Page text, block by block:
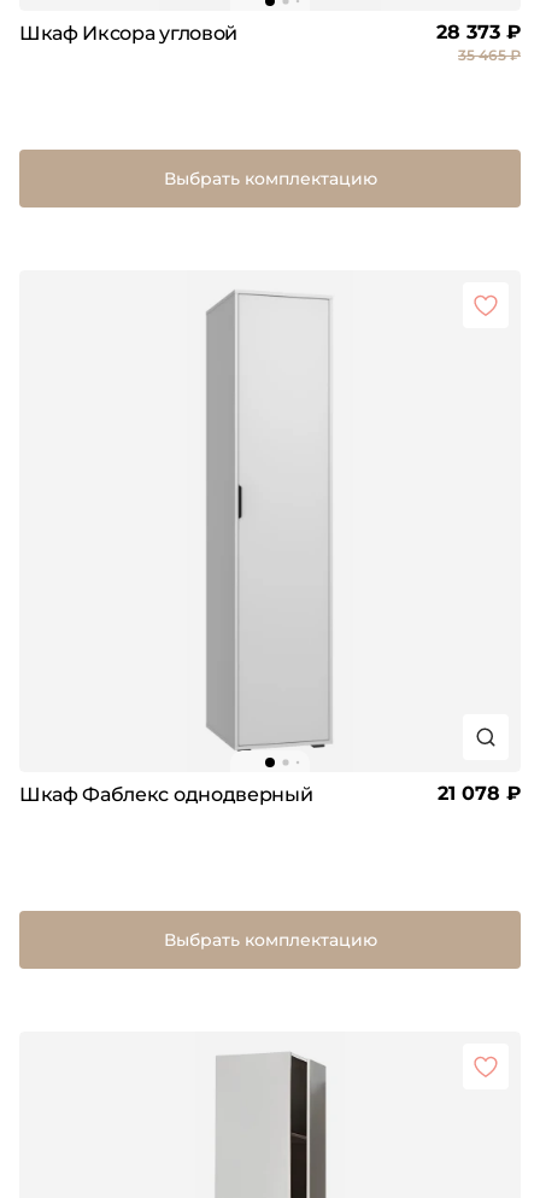
Шкаф Иксора угловой 28 373 ₽
35 465 ₽
Выбрать комплектацию
Шкаф Фаблекс однодверный 21 078 ₽
Выбрать комплектацию